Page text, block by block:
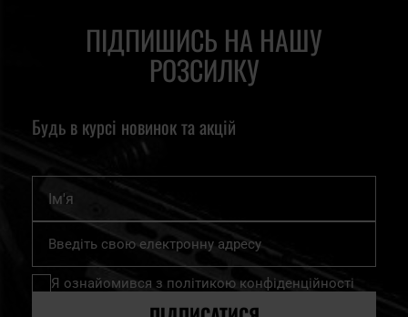
ПІДПИШИСЬ НА НАШУ
РОЗСИЛКУ
Будь в курсі новинок та акцій
Підпишіться
нашу
розсилку
Я ознайомився з політикою конфіденційності